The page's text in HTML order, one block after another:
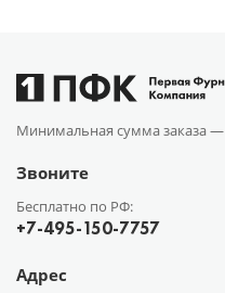
Минимальная сумма заказа —
Звоните
Бесплатно по РФ:
+7-495-150-7757
Адрес